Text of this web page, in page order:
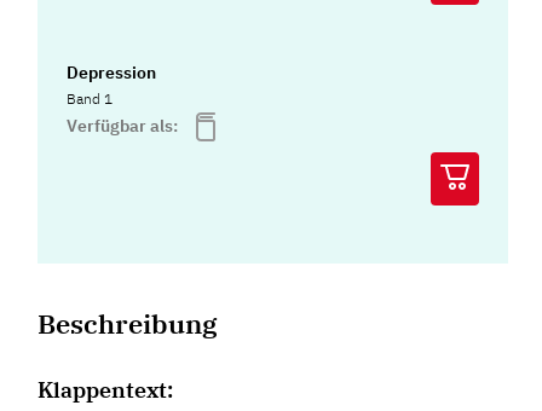
Depression
Band 1
Verfügbar als:
Beschreibung
Klappentext: